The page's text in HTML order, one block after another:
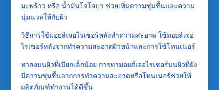
มะพร้าว หรือ น้ำมันโจโจบา ช่วยเพิ่มความชุ่มชื้นและความ
นุ่มนวลให้กับผิว
วิธีการใช้มอยส์เจอไรเซอร์หลังทำความสะอาด ใช้มอยส์เจอ
ไรเซอร์หลังจากทำความสะอาดผิวหน้าและการใช้โทนเนอร์
ทาลงบนผิวที่เปียกเล็กน้อย การทามอยส์เจอไรเซอร์บนผิวที่ยัง
มีความชุ่มชื้นจากการทำความสะอาดหรือโทนเนอร์ช่วยให้
ผลิตภัณฑ์ทำงานได้ดีขึ้น